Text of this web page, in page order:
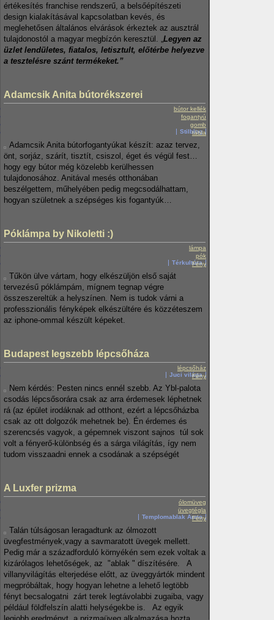
értékesítés franchise rendszerű, a belsőépítészeti
design kialakításával kapcsolatban kevés, és
meglehetősen általános elvárások érkeztek az ausztrál
tulajdonostól a magyar megbízón keresztül. „ Legyen az
üzlet lendületes, fiatalos, letisztult, előtérbe helyezve
a tesztelésre szánt termékeket.”
Adamcsik Anita bútorékszerei
bútor kellék
fogantyú
gomb
tábla
Stilblog
Adamcsik Anita bútorfogantyúkat készít: azaz tervez,
önt, sorjáz, szárít, tisztít, csiszol, éget és végül fest…
hogy egy bútor még közelebb kerülhessen
tulajdonosához. Anitával mesés otthonában
beszélgettem, műhelyében pedig megcsodálhattam,
hogyan születnek a szépséges kis fogantyúk…
Póklámpa by Nikoletti :)
lámpa
pók
Fény
Térkultúra
Tűkön ülve vártam, hogy elkészüljön első saját
tervezésű póklámpám, mígnem tegnap végre
összeszereltük a helyszínen. Nem is tudok várni a
professzionális fényképek elkészültére és közzéteszem
az iphone-ommal készült képeket.
Budapest legszebb lépcsőháza
lépcsőház
Fény
Juci világa
Nem kérdés: Pesten nincs ennél szebb. Az Ybl-palota
csodás lépcsősorára csak az arra érdemesek léphetnek
rá (az épület irodáknak ad otthont, ezért a lépcsőházba
csak az ott dolgozók mehetnek be). Én érdemes és
szerencsés vagyok, a gépemnek viszont sajnos túl sok
volt a fényerő-különbség és a sárga világítás, így nem
tudom visszaadni ennek a csodának a szépségét
A Luxfer prizma
ólomüveg
üvegtégla
Fény
Templomablak Anno
Talán túlságosan leragadtunk az ólmozott
üvegfestmények,vagy a savmaratott üvegek mellett.
Pedig már a századforduló környékén sem ezek voltak a
kizárólagos lehetőségek, az "ablak " díszítésére. A
villanyvilágítás elterjedése előtt, az üveggyártók mindent
megpróbáltak, hogy hogyan lehetne a lehető legtöbb
fényt becsalogatni zárt terek legtávolabbi zugaiba, vagy
például földfelszín alatti helységekbe is. Az egyik